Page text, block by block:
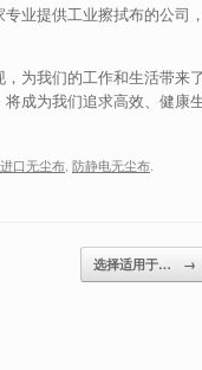
业提供工业擦拭布的公司，
为我们的工作和生活带来了
成为我们追求高效、健康
进口无尘布, 防静电无尘布.
选择适用于… →